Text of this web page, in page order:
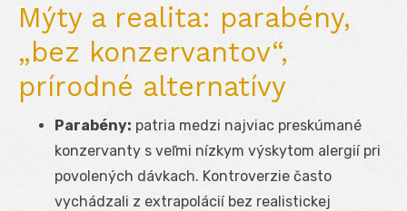
Mýty a realita: parabény,
„bez konzervantov“,
prírodné alternatívy
Parabény: patria medzi najviac preskúmané
konzervanty s veľmi nízkym výskytom alergií pri
povolených dávkach. Kontroverzie často
vychádzali z extrapolácií bez realistickej